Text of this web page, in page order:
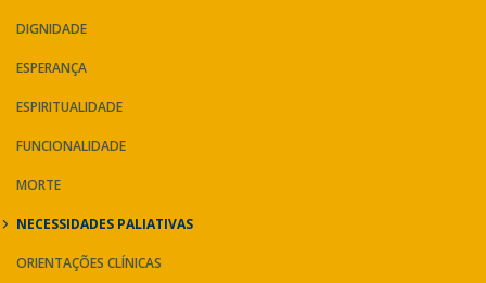
DIGNIDADE
ESPERANÇA
ESPIRITUALIDADE
FUNCIONALIDADE
MORTE
NECESSIDADES PALIATIVAS
ORIENTAÇÕES CLÍNICAS